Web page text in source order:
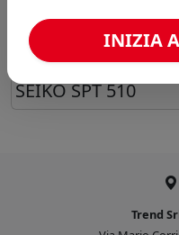
TESTA DI STAMPA
SEIKO SPT 510
Trend
INIZIA